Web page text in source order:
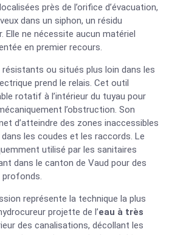
près de l’orifice d’évacuation,
dans un siphon, un résidu
Elle ne nécessite aucun matériel
en premier recours.
ou situés plus loin dans les
prend le relais. Cet outil
rotatif à l’intérieur du tuyau pour
l’obstruction. Son
d’atteindre des zones inaccessibles
les coudes et les raccords. Le
utilisé par les sanitaires
dans le canton de Vaud pour des
profonds.
représente la technique la plus
projette de l’eau à très
des canalisations, décollant les